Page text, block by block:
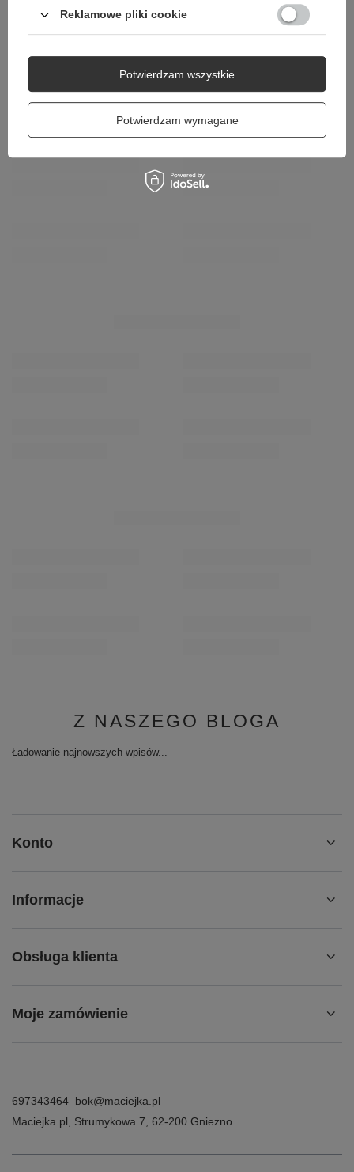
Potrzebujesz pomocy? Masz pytania?
Z NASZEGO BLOGA
Ładowanie najnowszych wpisów...
Konto
Informacje
Obsługa klienta
Moje zamówienie
697343464 bok@maciejka.pl
Maciejka.pl
Strumykowa 7 62-200 Gniezno
Reklamowe pliki cookie
Potwierdzam wymagane
Potwierdzam wszystkie